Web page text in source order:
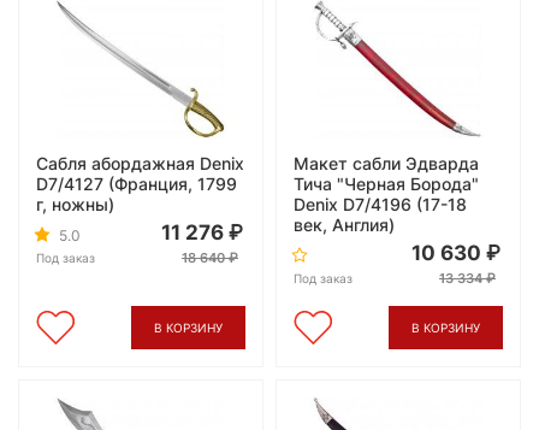
Сабля абордажная Denix
D7/4127 (Франция, 1799
г, ножны)
5.0
Под заказ
11 276
18 640
В КОРЗИНУ
Макет сабли Эдварда
Тича "Черная Борода"
Denix D7/4196 (17-18
век, Англия)
Под заказ
10 630
13 334
В КОРЗИНУ